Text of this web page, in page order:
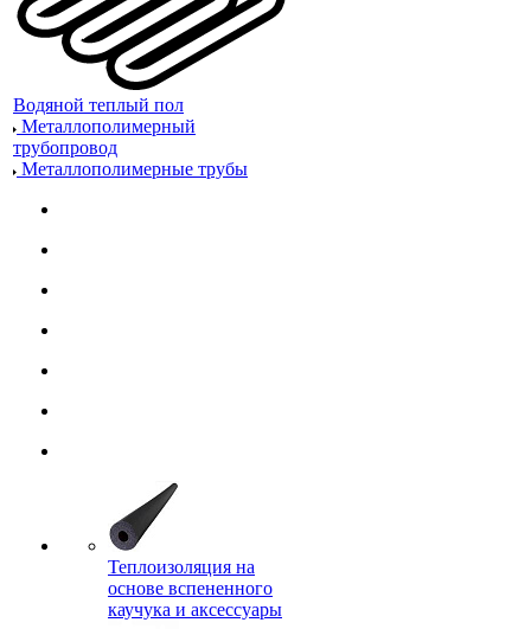
Водяной теплый пол
Металлополимерный
трубопровод
Металлополимерные трубы
Теплоизоляция на
основе вспененного
каучука и аксессуары